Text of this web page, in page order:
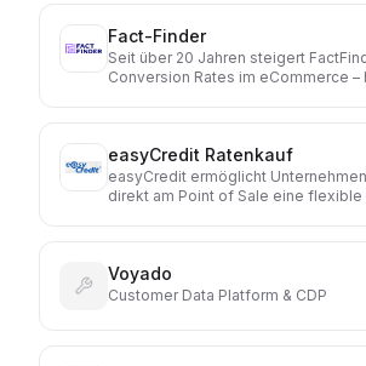
Fact-Finder
Seit über 20 Jahren steigert
Conversion Rates im eCommerce –
Einkaufserlebnisse: Sie gibt dir
du sie möchtest. Und Kontrolle,
brauchst.
easyCredit Ratenkauf
easyCredit ermöglicht
direkt am Point of Sale eine flexible
Voyado
Customer Data Platform & CDP